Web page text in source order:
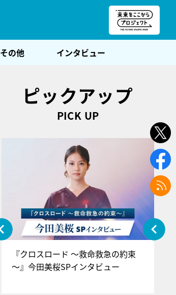
その他 インタビュー
ピックアップ
PICK UP
『クロスロード ～救命救急の約束
～』今田美桜SPインタビュー